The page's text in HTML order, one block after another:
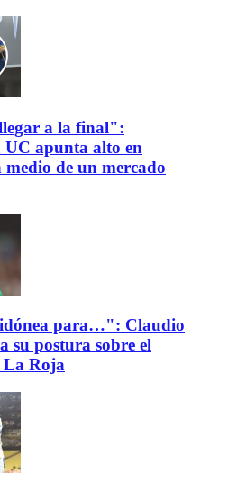
a la final":
UC apunta alto en
de un mercado
para…": Claudio
su postura sobre el
La Roja